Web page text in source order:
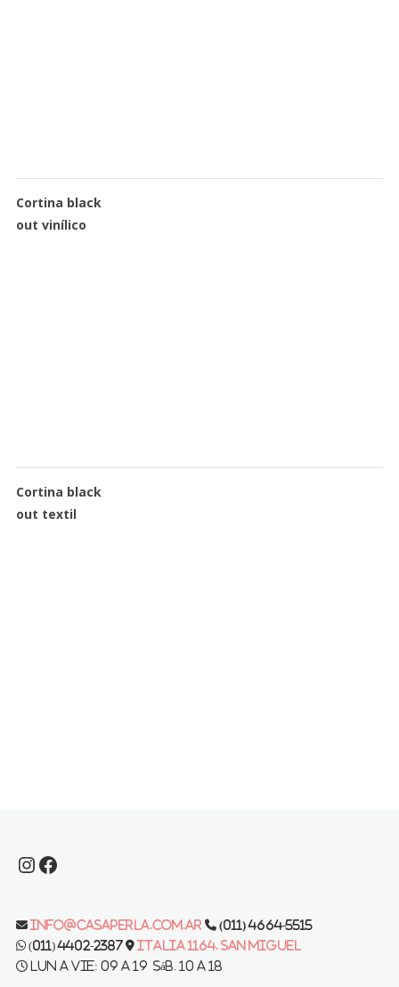
Cortina black
out vinílico
Cortina black
out textil
Instagram
Facebook
info@casaperla.com.ar
(011) 4664-5515
(011) 4402-2387
Italia 1164. San Miguel
Lun a vie: 09 a 19 Sáb. 10 a 18